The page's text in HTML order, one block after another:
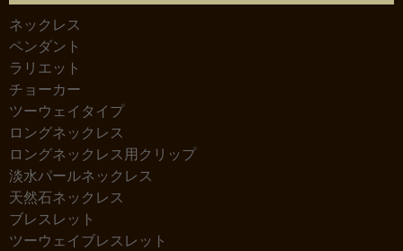
ネックレス
ペンダント
ラリエット
チョーカー
ツーウェイタイプ
ロングネックレス
ロングネックレス用クリップ
淡水パールネックレス
天然石ネックレス
ブレスレット
ツーウェイブレスレット